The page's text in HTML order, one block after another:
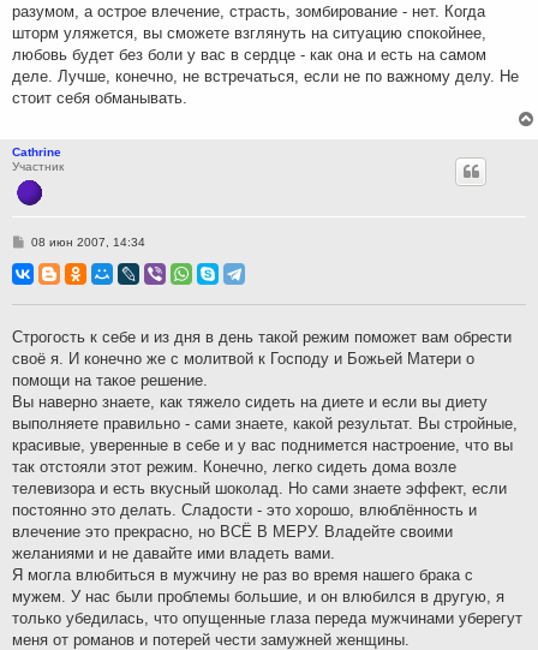
разумом, а острое влечение, страсть, зомбирование - нет. Когда
шторм уляжется, вы сможете взглянуть на ситуацию спокойнее,
любовь будет без боли у вас в сердце - как она и есть на самом
деле. Лучше, конечно, не встречаться, если не по важному делу. Не
стоит себя обманывать.
Cathrine
Участник
С
о
б
и
е
08 июн 2007, 14:34
Строгость к себе и из дня в день такой режим поможет вам обрести
своё я. И конечно же с молитвой к Господу и Божьей Матери о
помощи на такое решение.
Вы наверно знаете, как тяжело сидеть на диете и если вы диету
выполняете правильно - сами знаете, какой результат. Вы стройные,
красивые, уверенные в себе и у вас поднимется настроение, что вы
так отстояли этот режим. Конечно, легко сидеть дома возле
телевизора и есть вкусный шоколад. Но сами знаете эффект, если
постоянно это делать. Сладости - это хорошо, влюблённость и
влечение это прекрасно, но ВСЁ В МЕРУ. Владейте своими
желаниями и не давайте ими владеть вами.
Я могла влюбиться в мужчину не раз во время нашего брака с
мужем. У нас были проблемы большие, и он влюбился в другую, я
только убедилась, что опущенные глаза переда мужчинами уберегут
меня от романов и потерей чести замужней женщины.